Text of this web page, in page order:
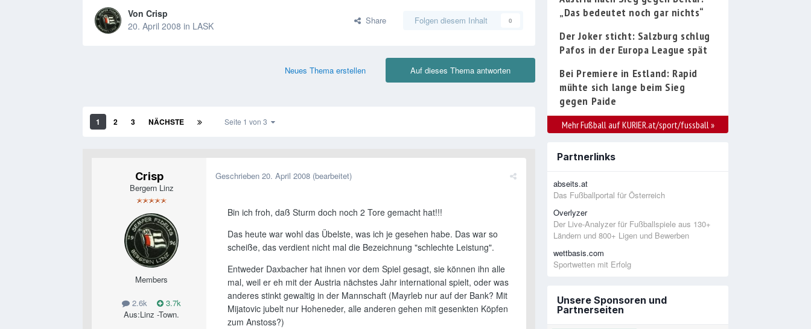
Von Crisp
20. April 2008 in LASK Share Folgen diesem Inhalt 0
Auf dieses Thema antworten
Neues Thema erstellen
1 2 3 NÄCHSTE Seite 1 von 3
Crisp
Bergern Linz
Members
2.6k
3.7k
Aus:Linz -Town.
Geschrieben 20. April 2008 (bearbeitet)
Bin ich froh, daß Sturm doch noch 2 Tore gemacht hat!!!
Das heute war wohl das Übelste, was ich je gesehen habe. Das war so
scheiße, das verdient nicht mal die Bezeichnung "schlechte Leistung".
Entweder Daxbacher hat ihnen vor dem Spiel gesagt, sie können ihn alle
mal, weil er eh mit der Austria nächstes Jahr international spielt, oder was
anderes stinkt gewaltig in der Mannschaft (Mayrleb nur auf der Bank? Mit
Mijatovic jubelt nur Hoheneder, alle anderen gehen mit gesenkten Köpfen
zum Anstoss?)
„Das bedeutet noch gar nichts“
Der Joker sticht: Salzburg schlug
Pafos in der Europa League spät
Bei Premiere in Estland: Rapid
mühte sich lange beim Sieg
gegen Paide
Mehr Fußball auf KURIER.at/sport/fussball »
Partnerlinks
abseits.at
Das Fußballportal für Österreich
Overlyzer
Der Live-Analyzer für Fußballspiele aus 130+
Ländern und 800+ Ligen und Bewerben
wettbasis.com
Sportwetten mit Erfolg
Unsere Sponsoren und
Partnerseiten